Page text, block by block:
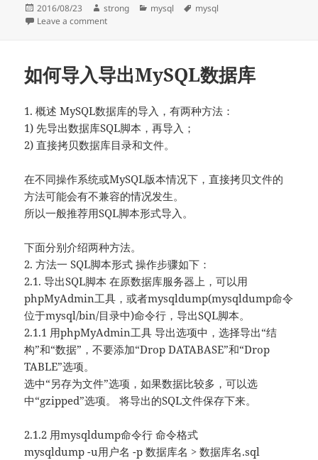
Posted
on
2016/08/23 Author
strong Categories
mysql Tags
mysql
Leave a commenton MYSQL入门全套
如何导入导出MySQL数据库
1. 概述 MySQL数据库的导入，有两种方法：
1) 先导出数据库SQL脚本，再导入；
2) 直接拷贝数据库目录和文件。
在不同操作系统或MySQL版本情况下，直接拷贝文件的
方法可能会有不兼容的情况发生。
所以一般推荐用SQL脚本形式导入。
下面分别介绍两种方法。
2. 方法一 SQL脚本形式 操作步骤如下：
2.1. 导出SQL脚本 在原数据库服务器上，可以用
phpMyAdmin工具，或者mysqldump(mysqldump命令
位于mysql/bin/目录中)命令行，导出SQL脚本。
2.1.1 用phpMyAdmin工具 导出选项中，选择导出“结
构”和“数据”，不要添加“Drop DATABASE”和“Drop
TABLE”选项。
选中“另存为文件”选项，如果数据比较多，可以选
中“gzipped”选项。 将导出的SQL文件保存下来。
2.1.2 用mysqldump命令行 命令格式
mysqldump -u用户名 -p 数据库名 > 数据库名.sql